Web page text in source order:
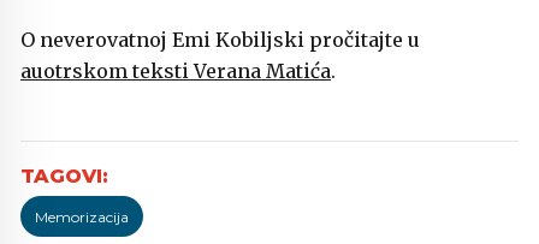
O neverovatnoj Emi Kobiljski pročitajte u
auotrskom teksti Verana Matića.
Memorizacija